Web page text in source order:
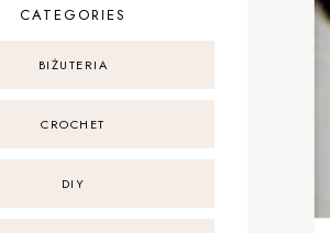
CATEGORIES
BIŻUTERIA
CROCHET
DIY